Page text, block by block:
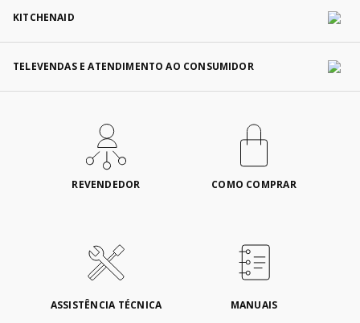
KITCHENAID
TELEVENDAS E ATENDIMENTO AO CONSUMIDOR
REVENDEDOR COMO COMPRAR
ASSISTÊNCIA TÉCNICA MANUAIS